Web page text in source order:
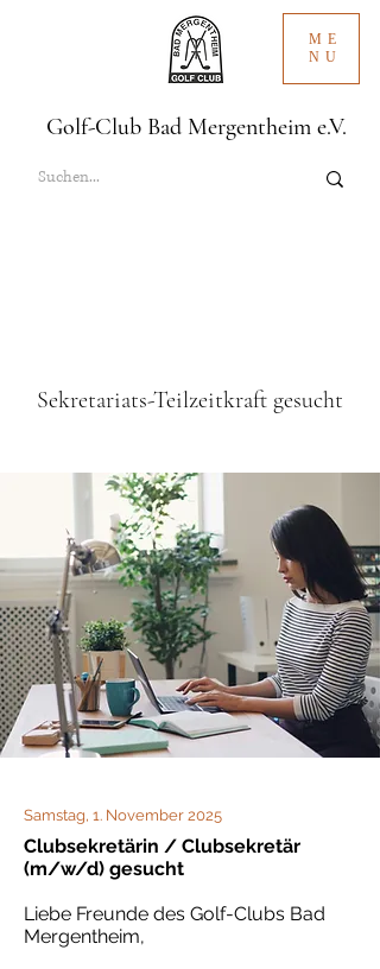
ME
NU
Golf-Club Bad Mergentheim e.V.
Sekretariats-Teilzeitkraft gesucht
Samstag, 1. November 2025
Clubsekretärin / Clubsekretär
(m/w/d) gesucht
Liebe Freunde des Golf-Clubs Bad
Mergentheim,